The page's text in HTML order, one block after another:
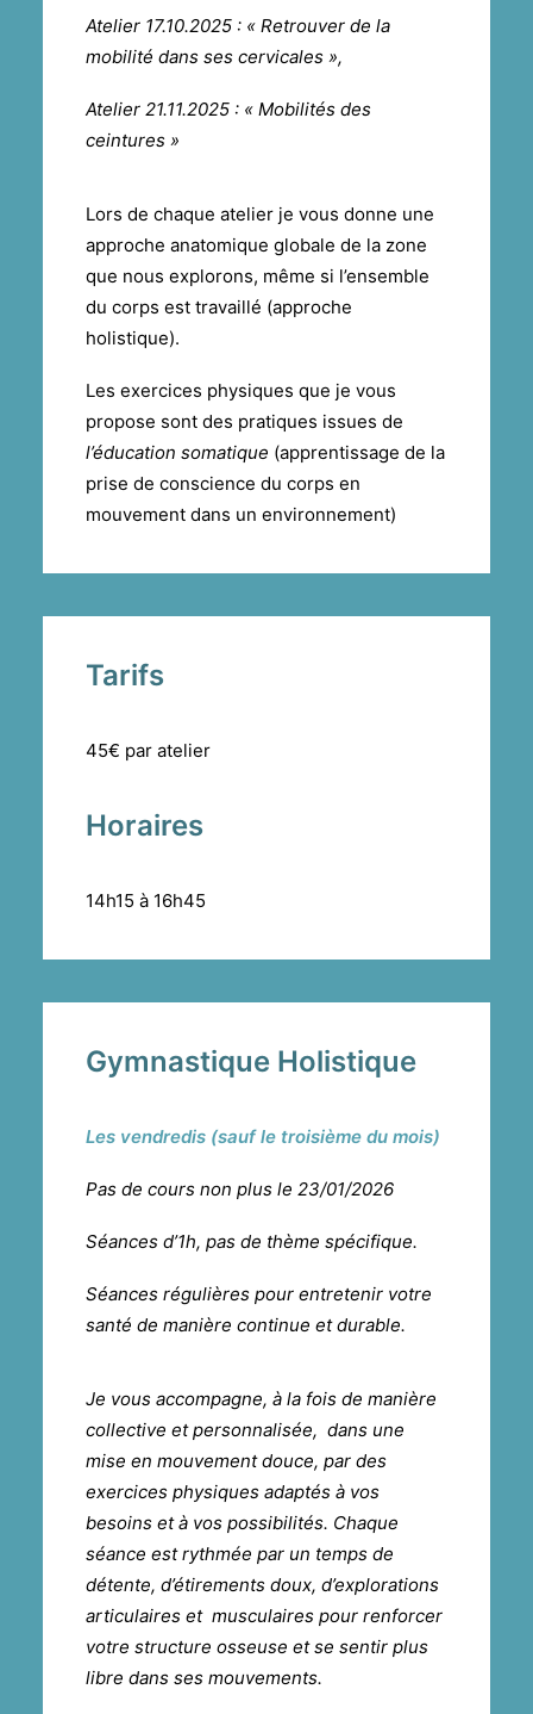
Atelier 17.10.2025 : « Retrouver de la
mobilité dans ses cervicales »,
Atelier 21.11.2025 : « Mobilités des
ceintures »
Lors de chaque atelier je vous donne une
approche anatomique globale de la zone
que nous explorons, même si l’ensemble
du corps est travaillé (approche
holistique).
Les exercices physiques que je vous
propose sont des pratiques issues de
l’éducation somatique (apprentissage de la
prise de conscience du corps en
mouvement dans un environnement)
Tarifs
45€ par atelier
Horaires
14h15 à 16h45
Gymnastique Holistique
Les vendredis (sauf le troisième du mois)
Pas de cours non plus le 23/01/2026
Séances d’1h, pas de thème spécifique.
Séances régulières pour entretenir votre
santé de manière continue et durable.
Je vous accompagne, à la fois de manière
collective et personnalisée, dans une
mise en mouvement douce, par des
exercices physiques adaptés à vos
besoins et à vos possibilités. Chaque
séance est rythmée par un temps de
détente, d’étirements doux, d’explorations
articulaires et musculaires pour renforcer
votre structure osseuse et se sentir plus
libre dans ses mouvements.